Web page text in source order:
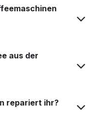
aus der
repariert ihr?